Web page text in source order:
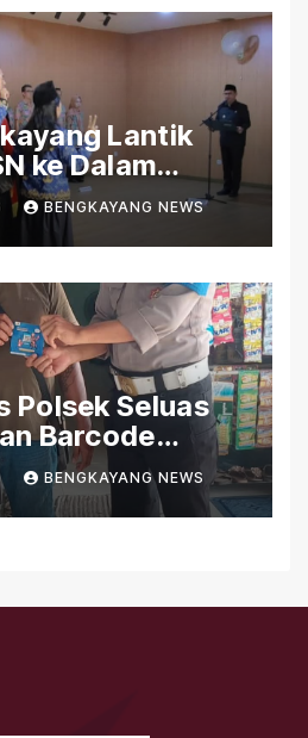
Lantik
ke Dalam
BENGKAYANG NEWS
Polsek Seluas
Barcode
Propam
BENGKAYANG NEWS